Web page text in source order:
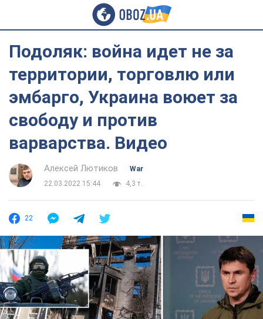
Подоляк: война идет не за
территории, торговлю или
эмбарго, Украина воюет за
свободу и против
варварства. Видео
Алексей Лютиков
War
22.03.2022 15:44
4,3 т.
22